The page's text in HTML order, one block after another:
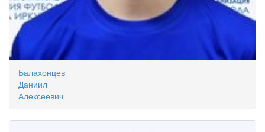
Балахонцев
Даниил
Алексеевич